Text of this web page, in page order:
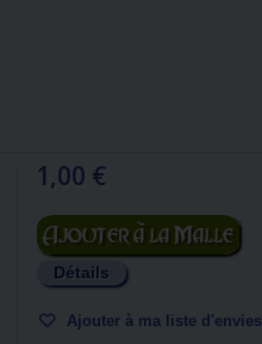
1,00 €
Ajouter au panier
Détails
Ajouter à ma liste d'envies